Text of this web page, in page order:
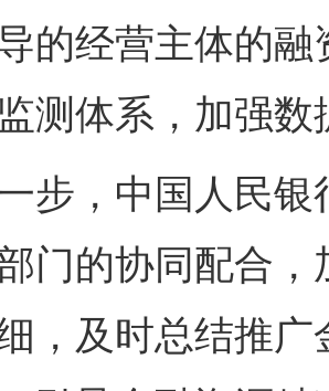
的经营主体的
测体系，加强
，中国人民银
门的协同配合
，及时总结推